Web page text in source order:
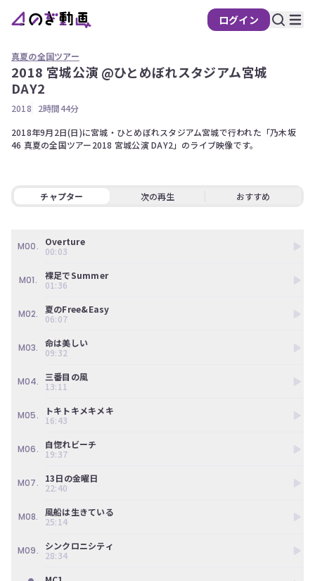
ログイン
の
ぎ
画
有
真夏の全国ツアー
2018 宮城公演 @ひとめぼれスタジアム宮城
DAY2
2018
2時間44分
2018年9月2日(日)に宮城・ひとめぼれスタジアム宮城で行われた「乃木坂
46 真夏の全国ツアー2018 宮城公演 DAY2」のライブ映像です。
チャプター 次の再生 おすすめ
M00.
Overture
00:03
M01.
裸足でSummer
01:36
M02.
夏のFree&Easy
06:07
M03.
命は美しい
09:32
M04.
三番目の風
13:11
M05.
トキトキメキメキ
16:43
M06.
自惚れビーチ
19:37
M07.
13日の金曜日
22:40
M08.
風船は生きている
25:14
M09.
シンクロニシティ
28:34